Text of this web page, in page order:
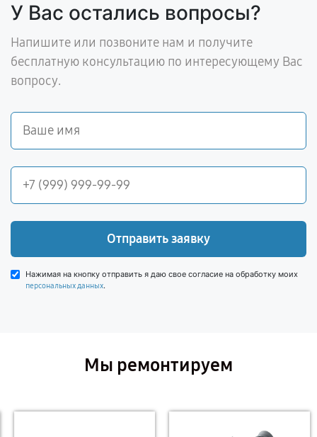
У Вас остались вопросы?
Напишите или позвоните нам и получите
бесплатную консультацию по интересующему Вас
вопросу.
Отправить заявку
Нажимая на кнопку отправить я даю свое согласие на обработку моих
персональных данных.
Мы ремонтируем